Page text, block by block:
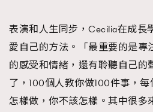
表演和人生同步，Cecilia在成長
愛自己的方法。「最重要的是專
的感受和情緒，還有聆聽自己的
了，100個人教你做100件事，
怎樣做，你不該怎樣。其中很多